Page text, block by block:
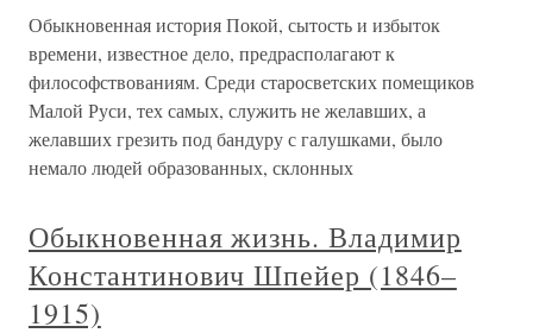
Обыкновенная история Покой, сытость и избыток
времени, известное дело, предрасполагают к
философствованиям. Среди старосветских помещиков
Малой Руси, тех самых, служить не желавших, а
желавших грезить под бандуру с галушками, было
немало людей образованных, склонных
Обыкновенная жизнь. Владимир
Константинович Шпейер (1846–
1915)